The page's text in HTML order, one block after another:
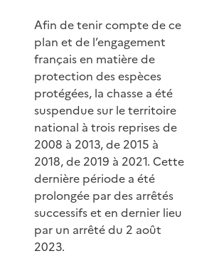
Afin de tenir compte de ce
plan et de l’engagement
français en matière de
protection des espèces
protégées, la chasse a été
suspendue sur le territoire
national à trois reprises de
2008 à 2013, de 2015 à
2018, de 2019 à 2021. Cette
dernière période a été
prolongée par des arrêtés
successifs et en dernier lieu
par un arrêté du 2 août
2023.